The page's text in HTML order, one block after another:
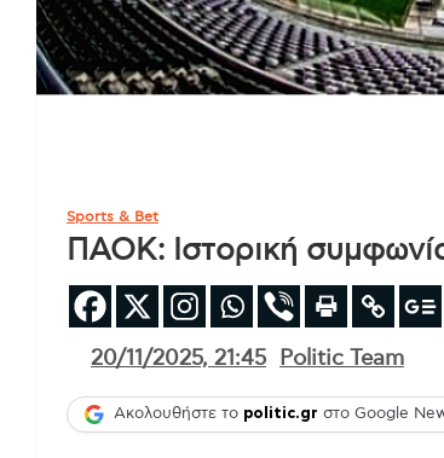
Sports & Bet
ΠΑΟΚ: Ιστορική
20/11/2025, 21:45 Politic Team
Ακολουθήστε το politic.gr στο Google